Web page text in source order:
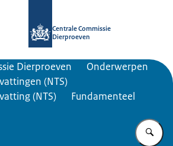
Centrale Commissie
Dierproeven
Dierproeven
Onderwerpen
(NTS)
(NTS)
Fundamenteel